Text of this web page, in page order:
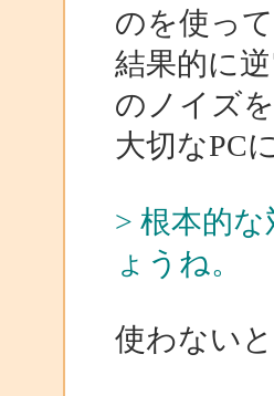
のを使って
結果的に
のノイズ
大切なPC
> 根本的
ょうね。
使わない